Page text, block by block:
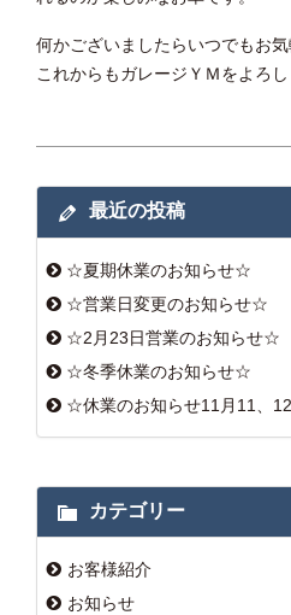
何かございましたらいつでもお気
これからもガレージＹＭをよろし
最近の投稿
☆夏期休業のお知らせ☆
☆営業日変更のお知らせ☆
☆2月23日営業のお知らせ☆
☆冬季休業のお知らせ☆
☆休業のお知らせ11月11、
カテゴリー
お客様紹介
お知らせ